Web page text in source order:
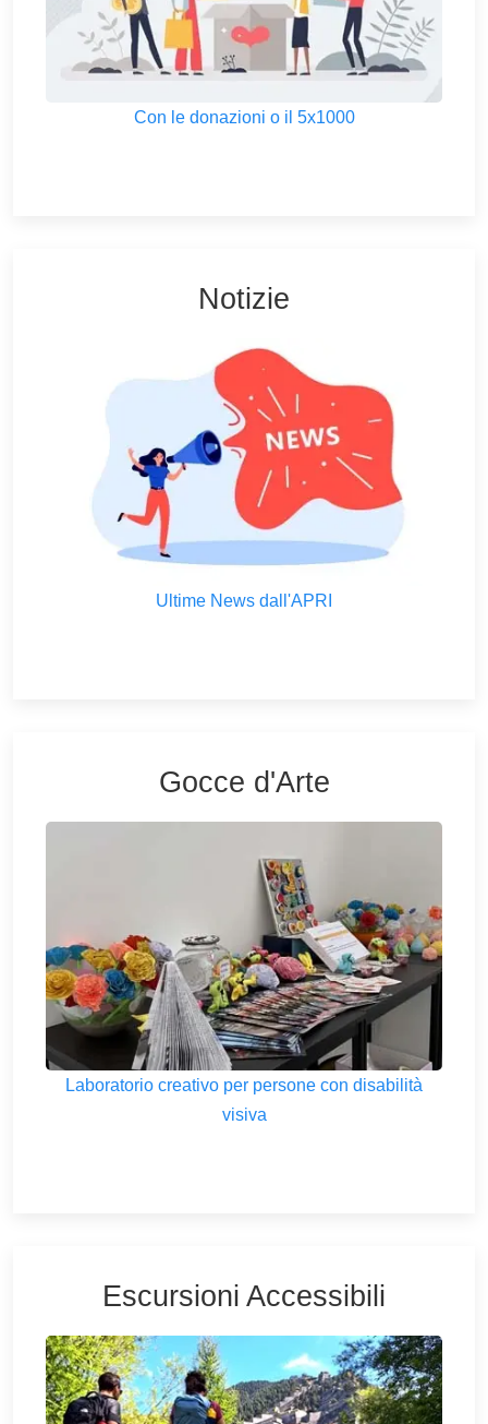
Con le donazioni o il 5x1000
Notizie
Ultime News dall'APRI
Gocce d'Arte
Laboratorio creativo per persone con disabilità
visiva
Escursioni Accessibili